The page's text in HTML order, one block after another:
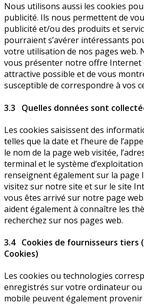
Nous utilisons aussi les cookies
publicité. Ils nous permettent de
publicité et/ou des produits et
pourraient s’avérer intéressants
votre utilisation de nos pages web.
vous présenter notre offre Internet
attractive possible et de vous
susceptible de correspondre à vos
3.3 Quelles données sont
Les cookies saisissent des
telles que la date et l’heure de
le nom de la page web visitée,
terminal et le système
renseignent également sur la page
visitez sur notre site et sur le site
vous êtes arrivé sur notre page
aident également à connaître les
recherchez sur nos pages web.
3.4 Cookies de fournisseurs tiers
Cookies)
Les cookies ou technologies
enregistrés sur votre ordinateur
mobile peuvent également provenir